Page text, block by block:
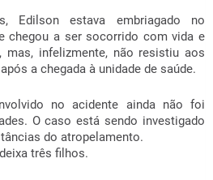
Edilson estava embriagado no
chegou a ser socorrido com vida e
mas, infelizmente, não resistiu aos
a chegada à unidade de saúde.
no acidente ainda não foi
O caso está sendo investigado
do atropelamento.
três filhos.